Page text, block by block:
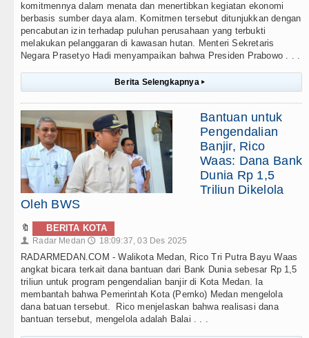
komitmennya dalam menata dan menertibkan kegiatan ekonomi
berbasis sumber daya alam. Komitmen tersebut ditunjukkan dengan
pencabutan izin terhadap puluhan perusahaan yang terbukti
melakukan pelanggaran di kawasan hutan. Menteri Sekretaris
Negara Prasetyo Hadi menyampaikan bahwa Presiden Prabowo . . .
Berita Selengkapnya ▸
Bantuan untuk
Pengendalian
Banjir, Rico
Waas: Dana Bank
Dunia Rp 1,5
Triliun Dikelola
Oleh BWS
🔖 BERITA KOTA
👤 Radar Medan 🕔 18:09:37, 03 Des 2025
RADARMEDAN.COM - Walikota Medan, Rico Tri Putra Bayu Waas
angkat bicara terkait dana bantuan dari Bank Dunia sebesar Rp 1,5
triliun untuk program pengendalian banjir di Kota Medan. Ia
membantah bahwa Pemerintah Kota (Pemko) Medan mengelola
dana batuan tersebut. Rico menjelaskan bahwa realisasi dana
bantuan tersebut, mengelola adalah Balai . . .